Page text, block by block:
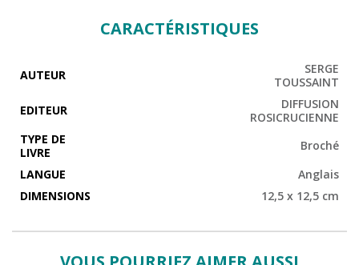
CARACTÉRISTIQUES
AUTEUR
SERGE
TOUSSAINT
EDITEUR
DIFFUSION
ROSICRUCIENNE
TYPE DE
LIVRE
Broché
LANGUE
Anglais
DIMENSIONS
12,5 x 12,5 cm